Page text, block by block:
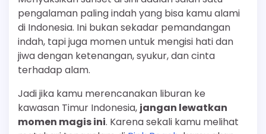
pengalaman paling indah yang bisa kamu alami
di Indonesia. Ini bukan sekadar pemandangan
indah, tapi juga momen untuk mengisi hati dan
jiwa dengan ketenangan, syukur, dan cinta
terhadap alam.
Jadi jika kamu merencanakan liburan ke
kawasan Timur Indonesia, jangan lewatkan
momen magis ini. Karena sekali kamu melihat